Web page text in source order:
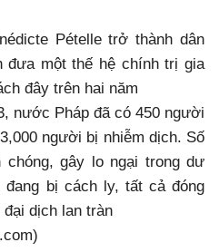
Pételle trở thành dân
đưa một thế hệ chính trị gia
đây trên hai năm
nước Pháp đã có 450 người
người bị nhiễm dịch. Số
chóng, gây lo ngại trong dư
đang bị cách ly, tất cả đóng
dịch lan tràn